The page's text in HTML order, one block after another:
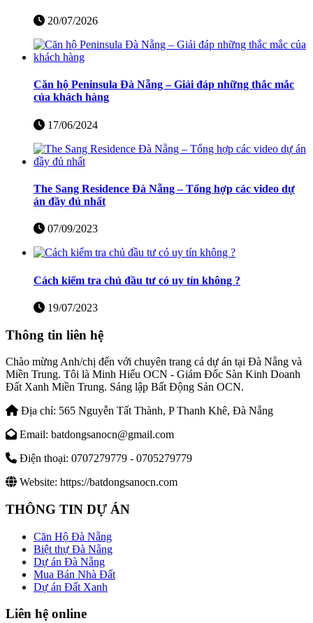
20/07/2026
Căn hộ Peninsula Đà Nẵng – Giải đáp những thắc mắc
của khách hàng
17/06/2024
The Sang Residence Đà Nẵng – Tổng hợp các video dự
án đầy đủ nhất
07/09/2023
Cách kiểm tra chủ đầu tư có uy tín không ?
19/07/2023
Thông tin liên hệ
Chào mừng Anh/chị đến với chuyên trang cá dự án tại Đà Nẵng và
Miền Trung. Tôi là Minh Hiếu OCN - Giám Đốc Sàn Kinh Doanh
Đất Xanh Miền Trung. Sáng lập Bất Động Sản OCN.
Địa chỉ: 565 Nguyễn Tất Thành, P Thanh Khê, Đà Nẵng
Email: batdongsanocn@gmail.com
Điện thoại: 0707279779 - 0705279779
Website: https://batdongsanocn.com
THÔNG TIN DỰ ÁN
Căn Hộ Đà Nẵng
Biệt thự Đà Nẵng
Dự án Đà Nẵng
Mua Bán Nhà Đất
Dự án Đất Xanh
Liên hệ online